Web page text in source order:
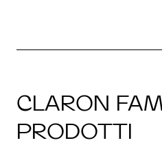
CLARON
PRODOTTI